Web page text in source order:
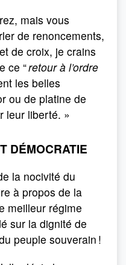
mais vous
de renoncements,
de croix, je crains
ce “retour à l’ordre
les belles
ou de platine de
leur liberté. »
DÉMOCRATIE
la nocivité du
à propos de la
meilleur régime
sur la dignité de
peuple souverain !